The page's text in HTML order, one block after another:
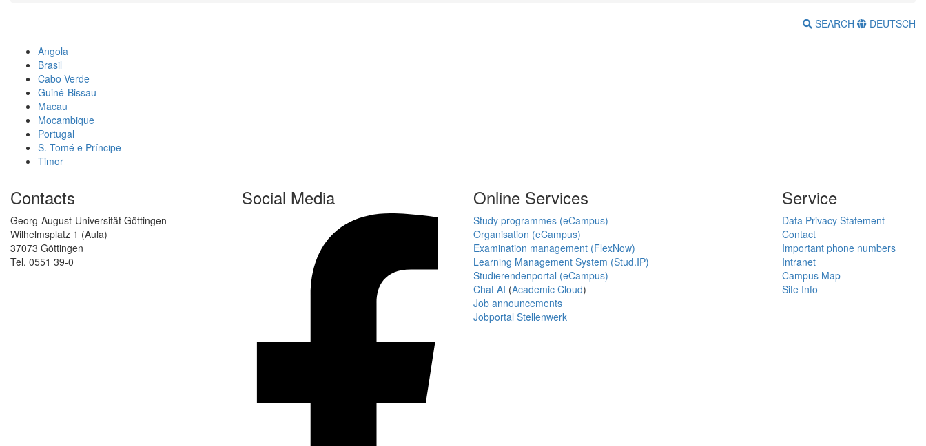
SEARCH
DEUTSCH
Angola
Brasil
Cabo Verde
Guiné-Bissau
Macau
Mocambique
Portugal
S. Tomé e Príncipe
Timor
Contacts
Georg-August-Universität Göttingen
Wilhelmsplatz 1 (Aula)
37073 Göttingen
Tel. 0551 39-0
Social Media Online Services
Study programmes (eCampus)
Organisation (eCampus)
Examination management (FlexNow)
Learning Management System (Stud.IP)
Studierendenportal (eCampus)
Chat AI (Academic Cloud)
Job announcements
Jobportal Stellenwerk
Service
Data Privacy Statement
Contact
Important phone numbers
Intranet
Campus Map
Site Info